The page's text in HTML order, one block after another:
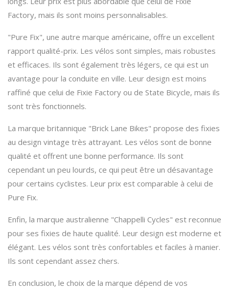
Factory, mais ils sont moins personnalisables.
"Pure Fix", une autre marque américaine, offre un excellent
rapport qualité-prix. Les vélos sont simples, mais robustes
et efficaces. Ils sont également très légers, ce qui est un
avantage pour la conduite en ville. Leur design est moins
raffiné que celui de Fixie Factory ou de State Bicycle, mais ils
sont très fonctionnels.
La marque britannique "Brick Lane Bikes" propose des fixies
au design vintage très attrayant. Les vélos sont de bonne
qualité et offrent une bonne performance. Ils sont
cependant un peu lourds, ce qui peut être un désavantage
pour certains cyclistes. Leur prix est comparable à celui de
Pure Fix.
Enfin, la marque australienne "Chappelli Cycles" est reconnue
pour ses fixies de haute qualité. Leur design est moderne et
élégant. Les vélos sont très confortables et faciles à manier.
Ils sont cependant assez chers.
En conclusion, le choix de la marque dépend de vos